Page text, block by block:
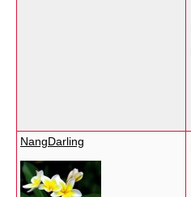
NangDarling